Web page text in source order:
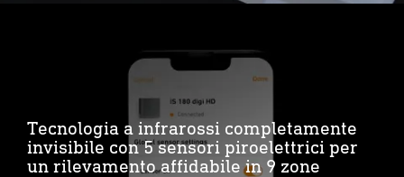
Tecnologia a infrarossi completamente
invisibile con 5 sensori piroelettrici per
un rilevamento affidabile in 9 zone